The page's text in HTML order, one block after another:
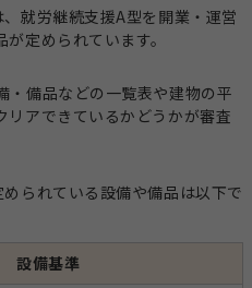
就労継続支援A型を開業・運営
定められています。
・備品などの一覧表や建物の平
リアできているかどうかが審査
られている設備や備品は以下で
設備基準